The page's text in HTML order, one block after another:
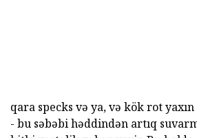
qara specks və ya, və kök rot
- bu səbəbi həddindən artıq